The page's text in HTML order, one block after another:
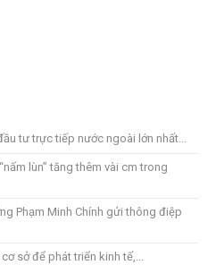
tư trực tiếp nước ngoài lớn nhất...
lùn” tăng thêm vài cm trong
Phạm Minh Chính gửi thông điệp
sở để phát triển kinh tế,...